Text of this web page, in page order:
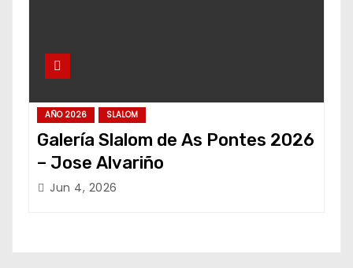
AÑO 2026 SLALOM
Galería Slalom de As Pontes 2026
– Jose Alvariño
Jun 4, 2026